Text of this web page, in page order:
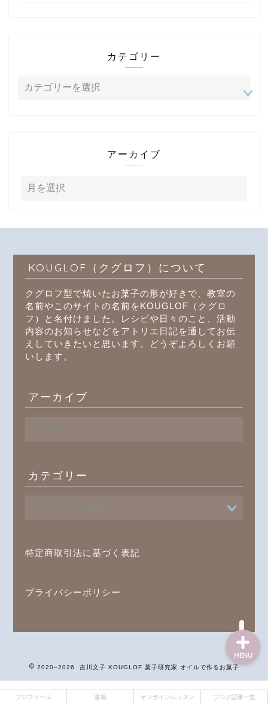
カテゴリー
アーカイブ
KOUGLOF（クグロフ）について
クグロフ型で焼いたお菓子の形が好きで、教室の
名前やこのサイトの名前をKOUGLOF（クグロ
フ）と名付けました。レシピや日々のこと、活動
内容のお知らせなどをアトリエ日記を通してお伝
えしていきたいと思います。どうぞよろしくお願
いします。
アーカイブ
ブ
カテゴリー
特定商取引法に基づく表記
プライバシーポリシー
2020–2026 吉川文子 KOUGLOF 菓子研究家 オイルで作るお菓子
プロフィール 書籍 オンラインレッスン ブログ記事一覧
MENU
プロフィール
オンラインレッスン